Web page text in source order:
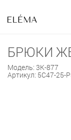
БРЮКИ
Модель: 3К-877
Артикул: 5С47-25-